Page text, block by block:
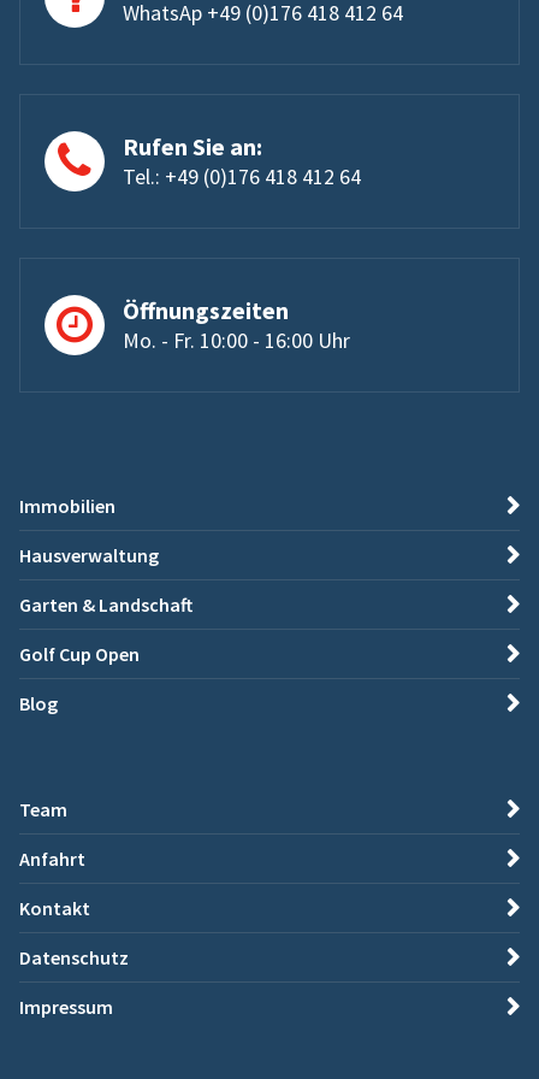
WhatsAp +49 (0)176 418 412 64
Rufen Sie an:
Tel.: +49 (0)176 418 412 64
Öffnungszeiten
Mo. - Fr. 10:00 - 16:00 Uhr
Immobilien
Hausverwaltung
Garten & Landschaft
Golf Cup Open
Blog
Team
Anfahrt
Kontakt
Datenschutz
Impressum